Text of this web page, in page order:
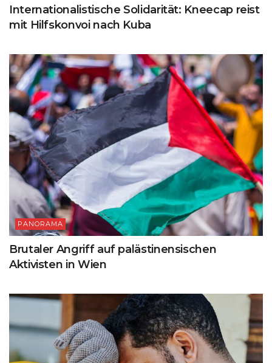
Internationalistische Solidarität: Kneecap reist
mit Hilfskonvoi nach Kuba
PANORAMA
Brutaler Angriff auf palästinensischen
Aktivisten in Wien